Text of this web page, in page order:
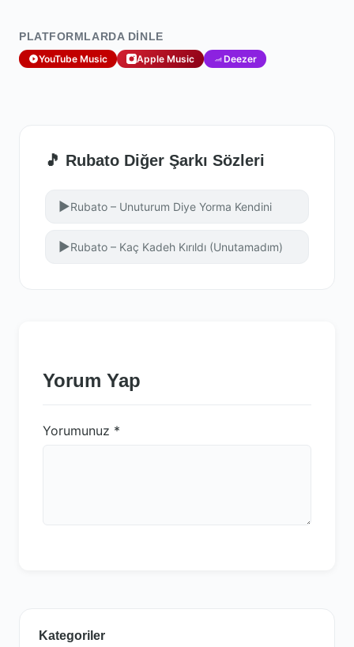
PLATFORMLARDA DINLE
YouTube Music Apple Music Deezer
🎵 Rubato Diğer Şarkı Sözleri
▶Rubato – Unuturum Diye Yorma Kendini
▶Rubato – Kaç Kadeh Kırıldı (Unutamadım)
Yorum Yap
Yorumunuz *
Kategoriler